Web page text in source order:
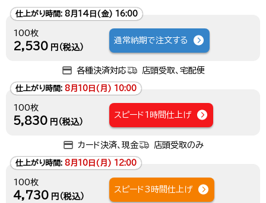
仕上がり時間: 8月14日(金) 16:00
100枚
2,530 円（税込）
通常納期で注文する
各種決済対応 店頭受取、宅配便
仕上がり時間: 8月10日(月) 10:00
100枚
5,830 円（税込）
スピード1時間仕上げ
カード決済、現金 店頭受取のみ
仕上がり時間: 8月10日(月) 12:00
100枚
4,730 円（税込）
スピード3時間仕上げ